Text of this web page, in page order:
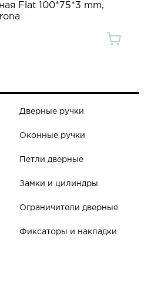
Flat 100*75*3 mm,
Дверные ручки
Оконные ручки
Петли дверные
Замки и цилиндры
Ограничители дверные
Фиксаторы и накладки